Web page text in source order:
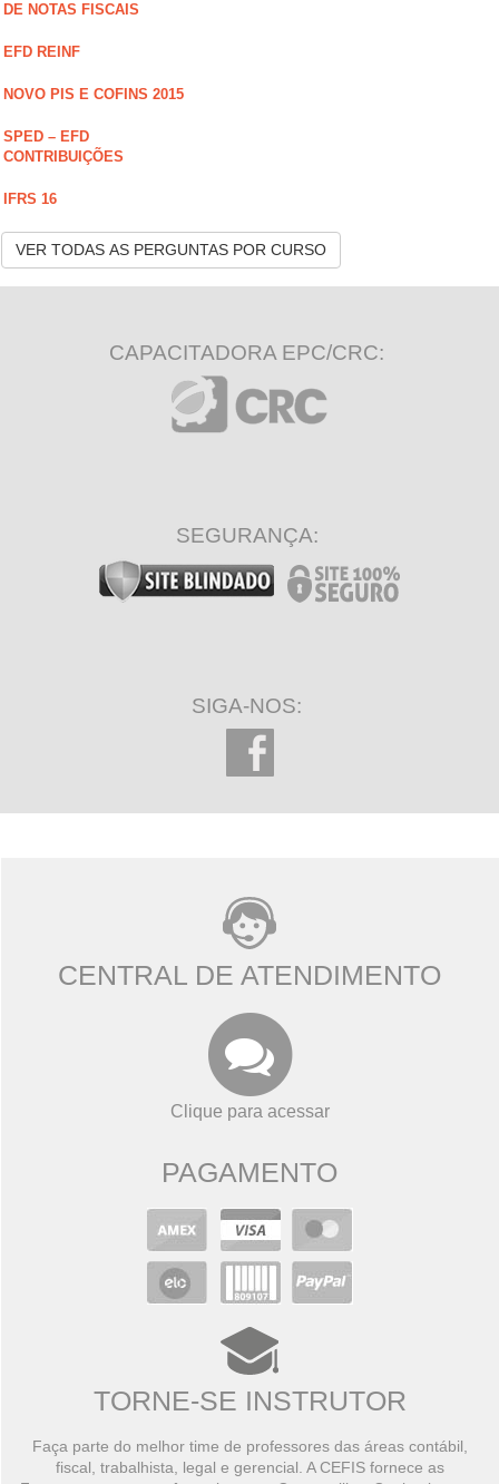
DE NOTAS FISCAIS
EFD REINF
NOVO PIS E COFINS 2015
SPED – EFD
CONTRIBUIÇÕES
IFRS 16
VER TODAS AS PERGUNTAS POR CURSO
CAPACITADORA EPC/CRC:
SEGURANÇA:
SIGA-NOS:
CENTRAL DE ATENDIMENTO
Clique para acessar
PAGAMENTO
TORNE-SE INSTRUTOR
Faça parte do melhor time de professores das áreas contábil,
fiscal, trabalhista, legal e gerencial. A CEFIS fornece as